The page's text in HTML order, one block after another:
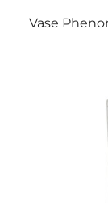
Vase